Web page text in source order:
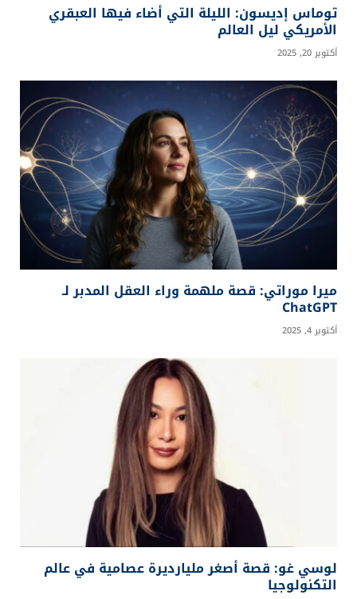
توماس إديسون: الليلة التي أضاء فيها العبقري
الأمريكي ليل العالم
أكتوبر 20, 2025
ميرا موراتي: قصة ملهمة وراء العقل المدبر لـ
ChatGPT
أكتوبر 4, 2025
لوسي غو: قصة أصغر مليارديرة عصامية في عالم
التكنولوجيا